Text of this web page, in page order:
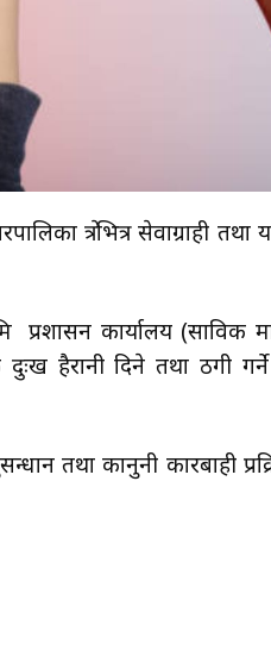
क्षेत्रभित्र सेवाग्राही तथा
प्रशासन कार्यालय (साविक
दुःख हैरानी दिने तथा ठगी
तथा कानुनी कारबाही